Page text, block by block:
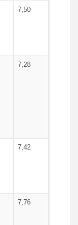
7,50
7,28
7,42
7,76